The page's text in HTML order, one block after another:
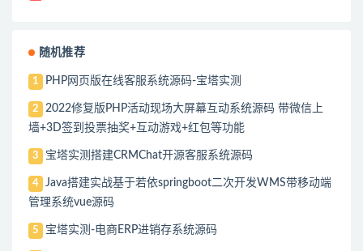
随机推荐
1 PHP网页版在线客服系统源码-宝塔实测
2
2022修复版PHP活动现场大屏幕互动系统源码 带微信上
墙+3D签到投票抽奖+互动游戏+红包等功能
3 宝塔实测搭建CRMChat开源客服系统源码
4
Java搭建实战基于若依springboot二次开发WMS带移动端
管理系统vue源码
5 宝塔实测-电商ERP进销存系统源码